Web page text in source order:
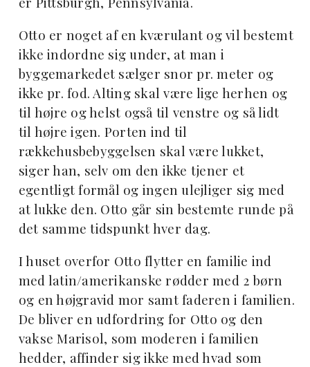
Otto er noget af en kværulant og vil bestemt
ikke indordne sig under, at man i
byggemarkedet sælger snor pr. meter og
ikke pr. fod. Alting skal være lige herhen og
til højre og helst også til venstre og så lidt
til højre igen. Porten ind til
rækkehusbebyggelsen skal være lukket,
siger han, selv om den ikke tjener et
egentligt formål og ingen ulejliger sig med
at lukke den. Otto går sin bestemte runde på
det samme tidspunkt hver dag.
I huset overfor Otto flytter en familie ind
med latin/amerikanske rødder med 2 børn
og en højgravid mor samt faderen i familien.
De bliver en udfordring for Otto og den
vakse Marisol, som moderen i familien
hedder, affinder sig ikke med hvad som